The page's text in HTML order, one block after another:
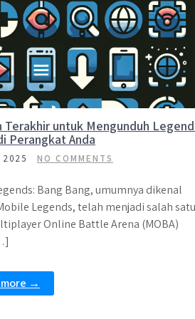
Terakhir untuk Mengunduh
Perangkat Anda
NO COMMENTS
Bang Bang, umumnya dikenal
Legends, telah menjadi salah satu
Online Battle Arena (MOBA)
→